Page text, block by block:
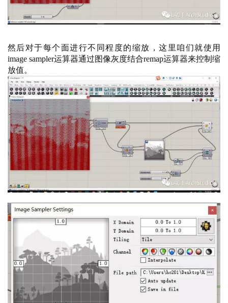
然后对于每个面进行不同程度的缩放，这里咱们就使用
image sampler运算器通过图像灰度结合remap运算器来控制缩
放值。